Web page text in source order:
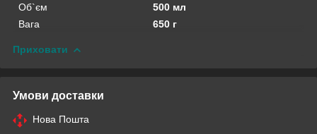
Об`єм
500 мл
Вага
650 г
Приховати
Умови доставки
Нова Пошта